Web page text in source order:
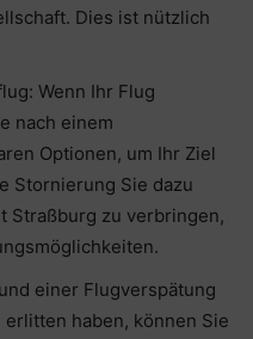
Dies ist nützlich
Wenn Ihr Flug
nach einem
Optionen, um Ihr Ziel
Stornierung Sie dazu
Straßburg zu verbringen,
einer Flugverspätung
haben, können Sie